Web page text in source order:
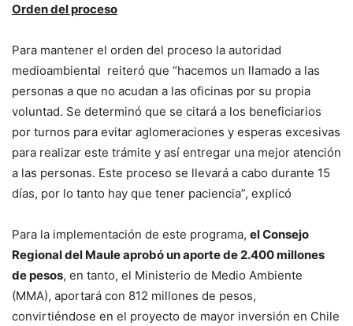
Orden del proceso
Para mantener el orden del proceso la autoridad
medioambiental reiteró que “hacemos un llamado a las
personas a que no acudan a las oficinas por su propia
voluntad. Se determinó que se citará a los beneficiarios
por turnos para evitar aglomeraciones y esperas excesivas
para realizar este trámite y así entregar una mejor atención
a las personas. Este proceso se llevará a cabo durante 15
días, por lo tanto hay que tener paciencia”, explicó
Para la implementación de este programa, el Consejo
Regional del Maule aprobó un aporte de 2.400 millones
de pesos, en tanto, el Ministerio de Medio Ambiente
(MMA), aportará con 812 millones de pesos,
convirtiéndose en el proyecto de mayor inversión en Chile